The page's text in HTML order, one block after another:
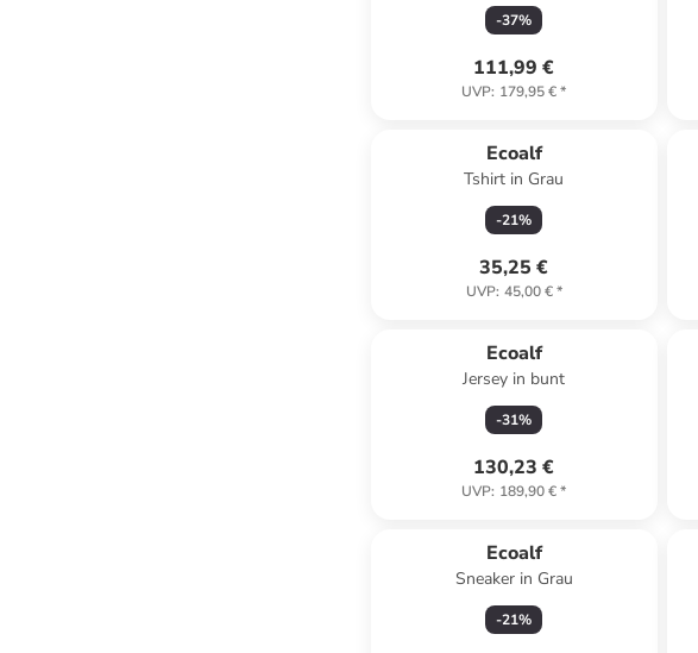
-37%
111,99 €
UVP: 179,95 €*
Ecoalf
Tshirt in Grau
-21%
35,25 €
UVP: 45,00 €*
Ecoalf
Jersey in bunt
-31%
130,23 €
UVP: 189,90 €*
Ecoalf
Sneaker in Grau
-21%